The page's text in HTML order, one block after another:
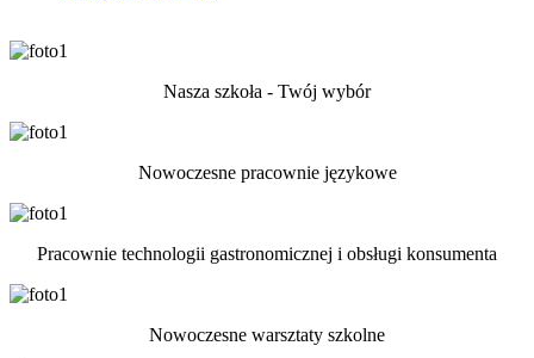
Nasza szkoła - Twój wybór
Nowoczesne pracownie językowe
Pracownie technologii gastronomicznej i obsługi konsumenta
Nowoczesne warsztaty szkolne